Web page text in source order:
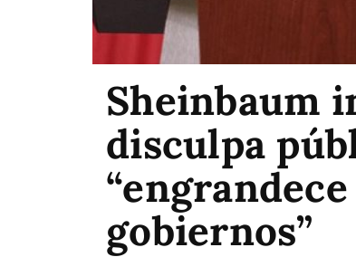
Sheinbaum
disculpa
gobiernos”